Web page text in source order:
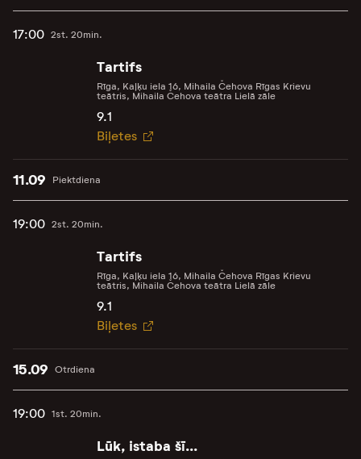
17:00 2st. 20min.
Tartifs
Rīga, Kaļķu iela 16, Mihaila Čehova Rīgas Krievu
teātris, Mihaila Čehova teātra Lielā zāle
9.1
Biļetes
Piektdiena
11.09
19:00 2st. 20min.
Tartifs
Rīga, Kaļķu iela 16, Mihaila Čehova Rīgas Krievu
teātris, Mihaila Čehova teātra Lielā zāle
9.1
Biļetes
Otrdiena
15.09
19:00 1st. 20min.
Lūk, istaba šī...